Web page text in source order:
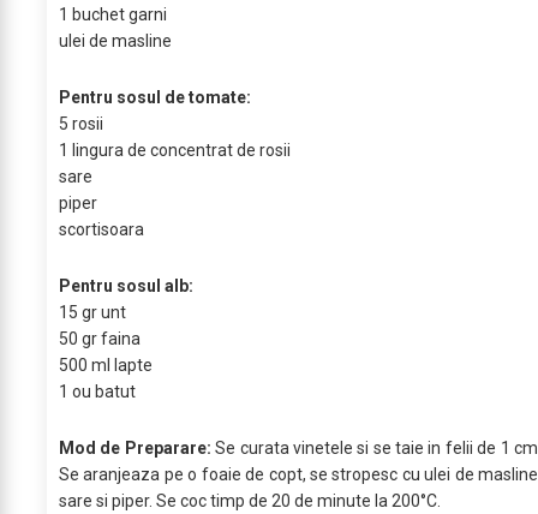
1 buchet garni
ulei de masline
Pentru sosul de tomate:
5 rosii
1 lingura de concentrat de rosii
sare
piper
scortisoara
Pentru sosul alb:
15 gr unt
50 gr faina
500 ml lapte
1 ou batut
Mod de Preparare:Se curata vinetele si se taie in felii de 1
Se aranjeaza pe o foaie de copt, se stropesc cu ulei de
sare si piper. Se coc timp de 20 de minute la 200°C.